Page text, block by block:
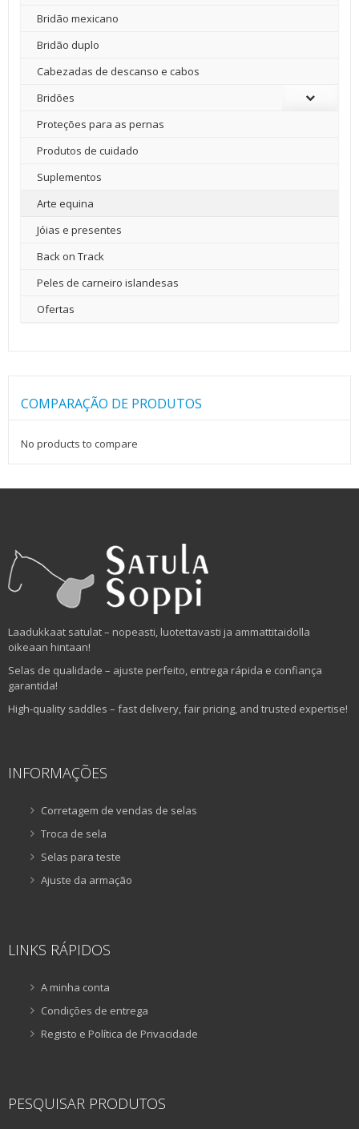
Bridão mexicano
Bridão duplo
Cabezadas de descanso e cabos
Bridões
Proteções para as pernas
Produtos de cuidado
Suplementos
Arte equina
Jóias e presentes
Back on Track
Peles de carneiro islandesas
Ofertas
COMPARAÇÃO DE PRODUTOS
No products to compare
Laadukkaat satulat – nopeasti, luotettavasti ja ammattitaidolla
oikeaan hintaan!
Selas de qualidade – ajuste perfeito, entrega rápida e confiança
garantida!
High-quality saddles – fast delivery, fair pricing, and trusted expertise!
INFORMAÇÕES
Corretagem de vendas de selas
Troca de sela
Selas para teste
Ajuste da armação
LINKS RÁPIDOS
A minha conta
Condições de entrega
Registo e Política de Privacidade
PESQUISAR PRODUTOS